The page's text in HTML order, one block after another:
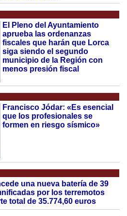
El Pleno del Ayuntamiento
aprueba las ordenanzas
fiscales que harán que Lorca
siga siendo el segundo
municipio de la Región con
menos presión fiscal
Francisco Jódar: «Es esencial
que los profesionales se
formen en riesgo sísmico»
una nueva batería de 39
por los terremotos
total de 35.774,60 euros